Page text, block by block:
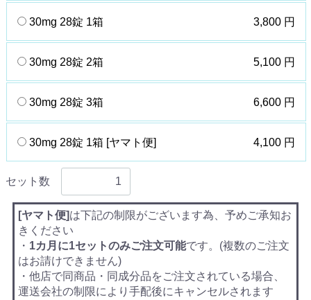
30mg 28錠 1箱 3,800 円
30mg 28錠 2箱 5,100 円
30mg 28錠 3箱 6,600 円
30mg 28錠 1箱 [ヤマト便] 4,100 円
セット数
[ヤマト便]は下記の制限がございます為、予めご承知お
きください
・ 1カ月に1セットのみご注文可能です。(複数のご注文
はお請けできません)
・他店で同商品・同成分品をご注文されている場合、
運送会社の制限により手配後にキャンセルされます